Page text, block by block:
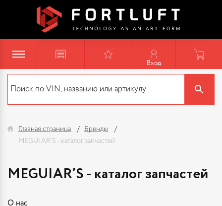
Вход
Главная страница
Бренды
MEGUIAR’S - каталог запчастей
MEGUIAR’S - каталог запчастей
О нас